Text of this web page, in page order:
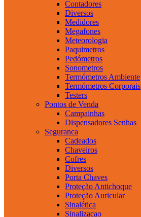
Contadores
Diversos
Medidores
Megafones
Meteorologia
Paquimetros
Pedómetros
Sonometros
Termómetros Ambiente
Termómetros Corporais
Testers
Pontos de Venda
Campainhas
Dispensadores Senhas
Seguranca
Cadeados
Chaveiros
Cofres
Diversos
Porta Chaves
Proteção Antichoque
Proteção Auricular
Sinalética
Sinalizacao